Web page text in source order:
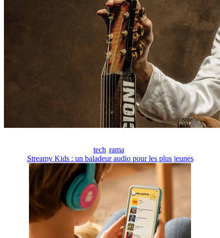
tech rama
Streamy Kids : un baladeur audio pour les plus jeunes